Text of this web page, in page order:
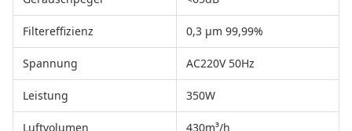
Filtereffizienz 0,3 µm 99,99%
Spannung AC220V 50Hz
Leistung 350W
Luftvolumen 430m³/h